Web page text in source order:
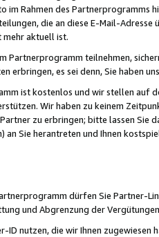
im Rahmen des Partnerprogramms
die an diese E-Mail-
mehr aktuell ist.
Partnerprogramm teilnehmen,
erbringen, es sei denn, Sie haben
ist kostenlos und wir stellen auf
Wir haben zu keinem
zu erbringen; bitte lassen Sie
an Sie herantreten und Ihnen
dürfen Sie Partner-
und Abgrenzung der
ID nutzen, die wir Ihnen zugewiesen